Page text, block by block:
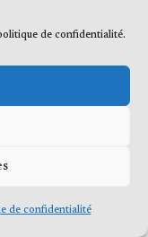
de confidentialité.
de confidentialité